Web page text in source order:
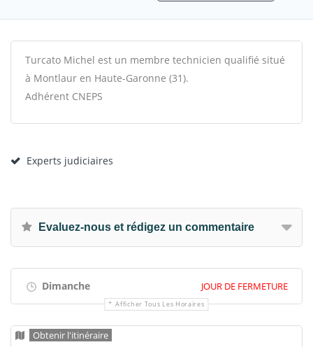
Turcato Michel est un membre technicien qualifié situé
à Montlaur en Haute-Garonne (31).
Adhérent CNEPS
Experts judiciaires
Evaluez-nous et rédigez un commentaire
Dimanche JOUR DE FERMETURE
Afficher Tous Les Horaires
Obtenir l'itinéraire